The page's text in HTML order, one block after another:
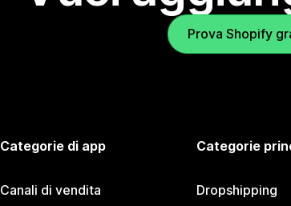
Prova Shopify
Categorie di app
Canali di vendita
Categorie
Dropshipping